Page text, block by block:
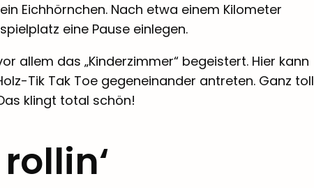
Eichhörnchen. Nach etwa einem Kilometer
eine Pause einlegen.
allem das „Kinderzimmer“ begeistert. Hier kann
Tik Tak Toe gegeneinander antreten. Ganz toll
klingt total schön!